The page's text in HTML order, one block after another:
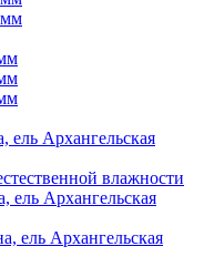
мм
Архангельская
влажности
ель Архангельская
ель Архангельская